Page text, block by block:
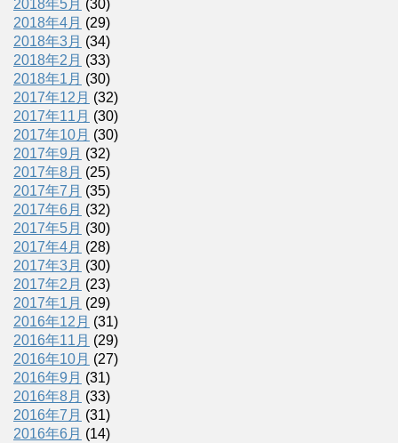
2018年5月 (30)
2018年4月 (29)
2018年3月 (34)
2018年2月 (33)
2018年1月 (30)
2017年12月 (32)
2017年11月 (30)
2017年10月 (30)
2017年9月 (32)
2017年8月 (25)
2017年7月 (35)
2017年6月 (32)
2017年5月 (30)
2017年4月 (28)
2017年3月 (30)
2017年2月 (23)
2017年1月 (29)
2016年12月 (31)
2016年11月 (29)
2016年10月 (27)
2016年9月 (31)
2016年8月 (33)
2016年7月 (31)
2016年6月 (14)